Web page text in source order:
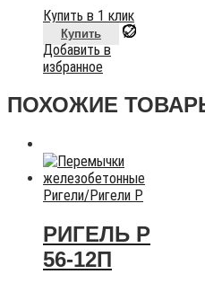
Купить в 1 клик
Купить
Добавить в
избранное
ПОХОЖИЕ
Ригели/Ригели Р
РИГЕЛЬ Р
56-12П